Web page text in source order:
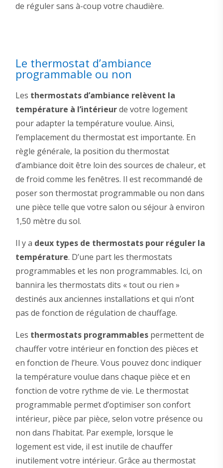
de réguler sans à-coup votre chaudière.
Le thermostat d’ambiance
programmable ou non
Les thermostats d’ambiance relèvent la
température à l’intérieurde votre logement
pour adapter la température voulue. Ainsi,
l’emplacement du thermostat est importante. En
règle générale, la position du thermostat
d’ambiance doit être loin des sources de chaleur, et
de froid comme les fenêtres. Il est recommandé de
poser son thermostat programmable ou non dans
une pièce telle que votre salon ou séjour à environ
1,50 mètre du sol.
Il y a deux types de thermostats pour réguler la
température. D’une part les thermostats
programmables et les non programmables. Ici, on
bannira les thermostats dits « tout ou rien »
destinés aux anciennes installations et qui n’ont
pas de fonction de régulation de chauffage.
Les thermostats programmablespermettent de
chauffer votre intérieur en fonction des pièces et
en fonction de l’heure. Vous pouvez donc indiquer
la température voulue dans chaque pièce et en
fonction de votre rythme de vie. Le thermostat
programmable permet d’optimiser son confort
intérieur, pièce par pièce, selon votre présence ou
non dans l’habitat. Par exemple, lorsque le
logement est vide, il est inutile de chauffer
inutilement votre intérieur. Grâce au thermostat